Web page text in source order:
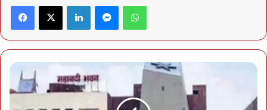
Facebook X LinkedIn